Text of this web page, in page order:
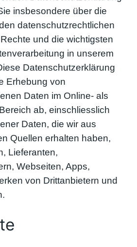
insbesondere über die
datenschutzrechtlichen
und die wichtigsten
in unserem
Datenschutzerklärung
Erhebung von
Daten im Online- als
ab, einschliesslich
Daten, die wir aus
Quellen erhalten haben,
Lieferanten,
Webseiten, Apps,
von Drittanbietern und